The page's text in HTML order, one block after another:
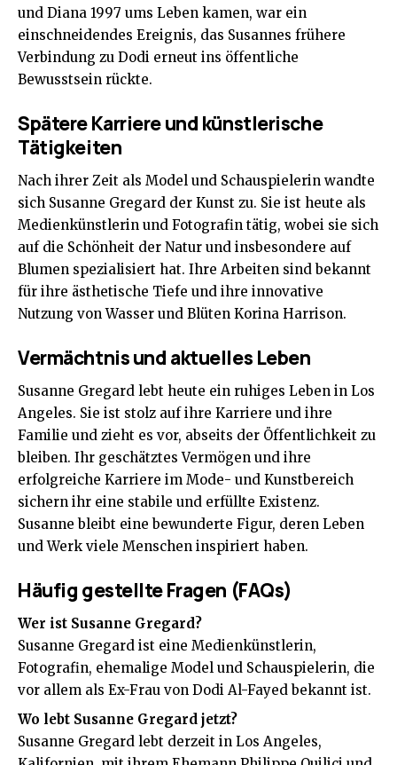
und Diana 1997 ums Leben kamen, war ein
einschneidendes Ereignis, das Susannes frühere
Verbindung zu Dodi erneut ins öffentliche
Bewusstsein rückte.
Spätere Karriere und künstlerische
Tätigkeiten
Nach ihrer Zeit als Model und Schauspielerin wandte
sich Susanne Gregard der Kunst zu. Sie ist heute als
Medienkünstlerin und Fotografin tätig, wobei sie sich
auf die Schönheit der Natur und insbesondere auf
Blumen spezialisiert hat. Ihre Arbeiten sind bekannt
für ihre ästhetische Tiefe und ihre innovative
Nutzung von Wasser und Blüten Korina Harrison.
Vermächtnis und aktuelles Leben
Susanne Gregard lebt heute ein ruhiges Leben in Los
Angeles. Sie ist stolz auf ihre Karriere und ihre
Familie und zieht es vor, abseits der Öffentlichkeit zu
bleiben. Ihr geschätztes Vermögen und ihre
erfolgreiche Karriere im Mode- und Kunstbereich
sichern ihr eine stabile und erfüllte Existenz.
Susanne bleibt eine bewunderte Figur, deren Leben
und Werk viele Menschen inspiriert haben.
Häufig gestellte Fragen (FAQs)
Wer ist Susanne Gregard?
Susanne Gregard ist eine Medienkünstlerin,
Fotografin, ehemalige Model und Schauspielerin, die
vor allem als Ex-Frau von Dodi Al-Fayed bekannt ist.
Wo lebt Susanne Gregard jetzt?
Susanne Gregard lebt derzeit in Los Angeles,